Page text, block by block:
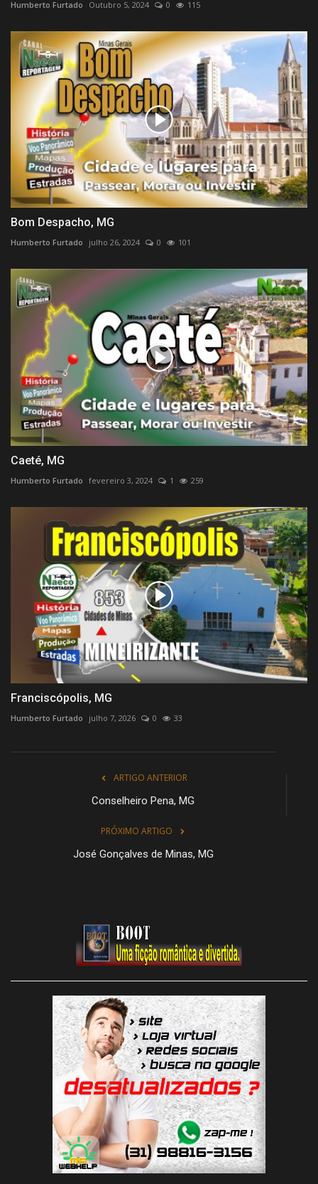
Humberto Furtado Outubro 5, 2024 0 115
Bom Despacho, MG
Humberto Furtado julho 26, 2024 0 101
Caeté, MG
Humberto Furtado fevereiro 3, 2024 1 259
Franciscópolis, MG
Humberto Furtado julho 7, 2026 0 33
ARTIGO ANTERIOR
Conselheiro Pena, MG
PRÓXIMO ARTIGO
José Gonçalves de Minas, MG